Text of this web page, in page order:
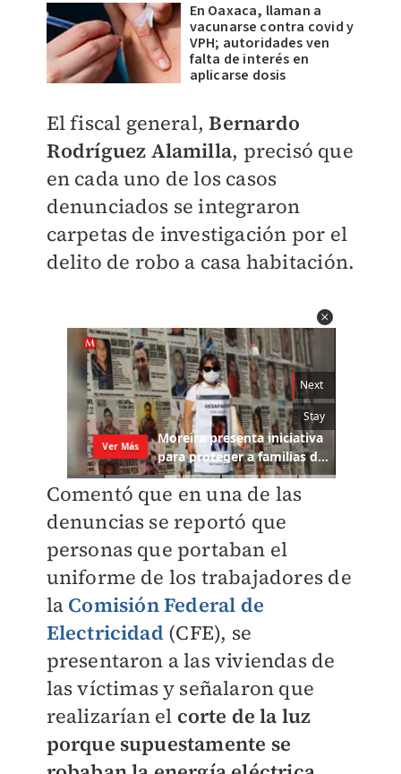
En Oaxaca, llaman a
vacunarse contra covid y
VPH; autoridades ven
falta de interés en
aplicarse dosis
El fiscal general,Bernardo
Rodríguez Alamilla, precisó que
en cada uno de los casos
denunciados se integraron
carpetas de investigación por el
delito de robo a casa habitación.
Comentó que en una de las
denuncias se reportó que
personas que portaban el
uniforme de los trabajadores de
la Comisión Federal de
Electricidad (CFE), se
presentaron a las viviendas de
las víctimas y señalaron que
realizarían el corte de la luz
porque supuestamente se